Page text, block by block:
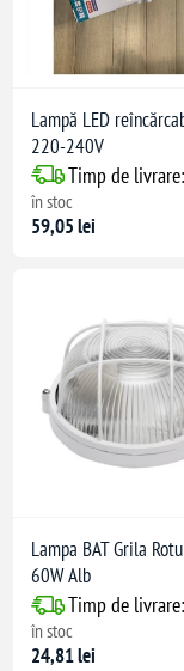
Lampă LED
220-240V
Timp de livrare:
în stoc
59,05 lei
Lampa BAT Grila
60W Alb
Timp de livrare:
în stoc
24,81 lei